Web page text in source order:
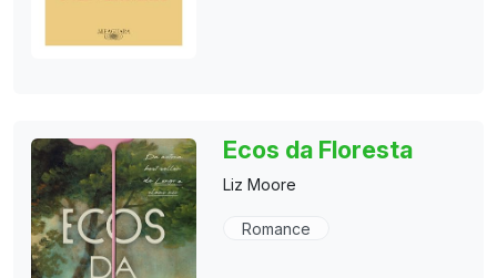
Ecos da Floresta
Liz Moore
Romance